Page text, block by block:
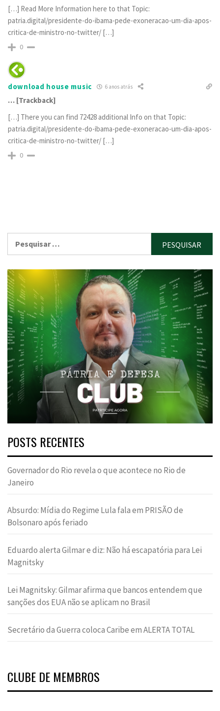
[…] Read More Information here to that Topic:
patria.digital/presidente-do-ibama-pede-exoneracao-um-dia-apos-
critica-de-ministro-no-twitter/ […]
0
download house music 6 anos atrás
… [Trackback]
[…] There you can find 72428 additional Info on that Topic:
patria.digital/presidente-do-ibama-pede-exoneracao-um-dia-apos-
critica-de-ministro-no-twitter/ […]
0
por:
POSTS RECENTES
Governador do Rio revela o que acontece no Rio de
Janeiro
Absurdo: Mídia do Regime Lula fala em PRISÃO de
Bolsonaro após feriado
Eduardo alerta Gilmar e diz: Não há escapatória para Lei
Magnitsky
Lei Magnitsky: Gilmar afirma que bancos entendem que
sanções dos EUA não se aplicam no Brasil
Secretário da Guerra coloca Caribe em ALERTA TOTAL
CLUBE DE MEMBROS